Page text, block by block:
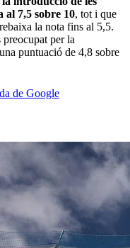
al 7,5 sobre 10, tot i que
la nota fins al 5,5.
preocupat per la
puntuació de 4,8 sobre
de Google